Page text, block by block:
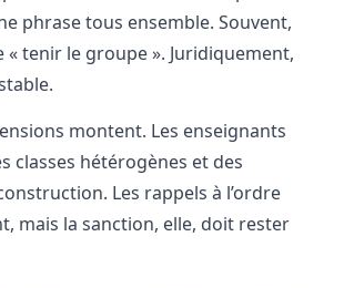
phrase tous ensemble. Souvent,
« tenir le groupe ». Juridiquement,
montent. Les enseignants
classes hétérogènes et des
Les rappels à l’ordre
mais la sanction, elle, doit rester